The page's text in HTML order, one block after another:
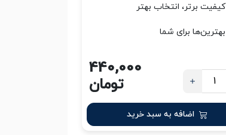
کیفیت برتر، انتخاب بهتر
بهترین‌ها برای شما
440,000
تومان
اضافه به سبد خرید